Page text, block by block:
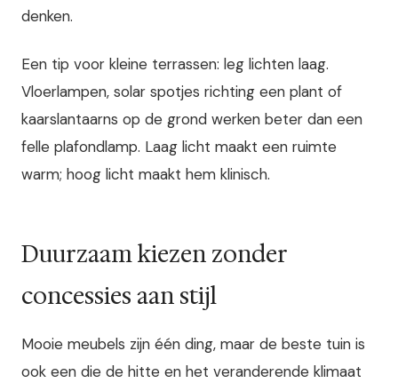
denken.
Een tip voor kleine terrassen: leg lichten laag.
Vloerlampen, solar spotjes richting een plant of
kaarslantaarns op de grond werken beter dan een
felle plafondlamp. Laag licht maakt een ruimte
warm; hoog licht maakt hem klinisch.
Duurzaam kiezen zonder
concessies aan stijl
Mooie meubels zijn één ding, maar de beste tuin is
ook een die de hitte en het veranderende klimaat